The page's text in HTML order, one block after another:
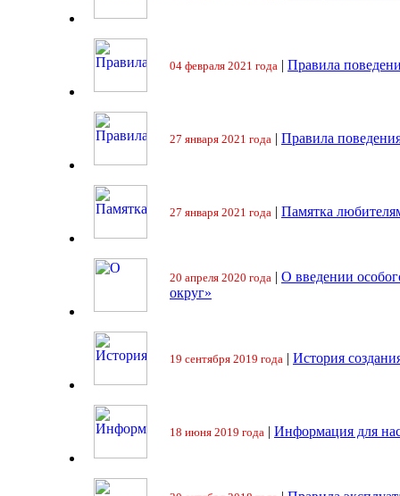
04 февраля 2021 года | Правила
27 января 2021 года | Правила
27 января 2021 года | Памятка
20 апреля 2020 года | О введении
округ»
19 сентября 2019 года | История
18 июня 2019 года | Информация для